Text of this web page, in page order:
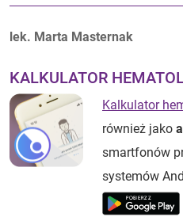
Autorzy:
lek. Marta Masternak
KALKULATOR
Kalkulator
również jako
smartfonów
systemów